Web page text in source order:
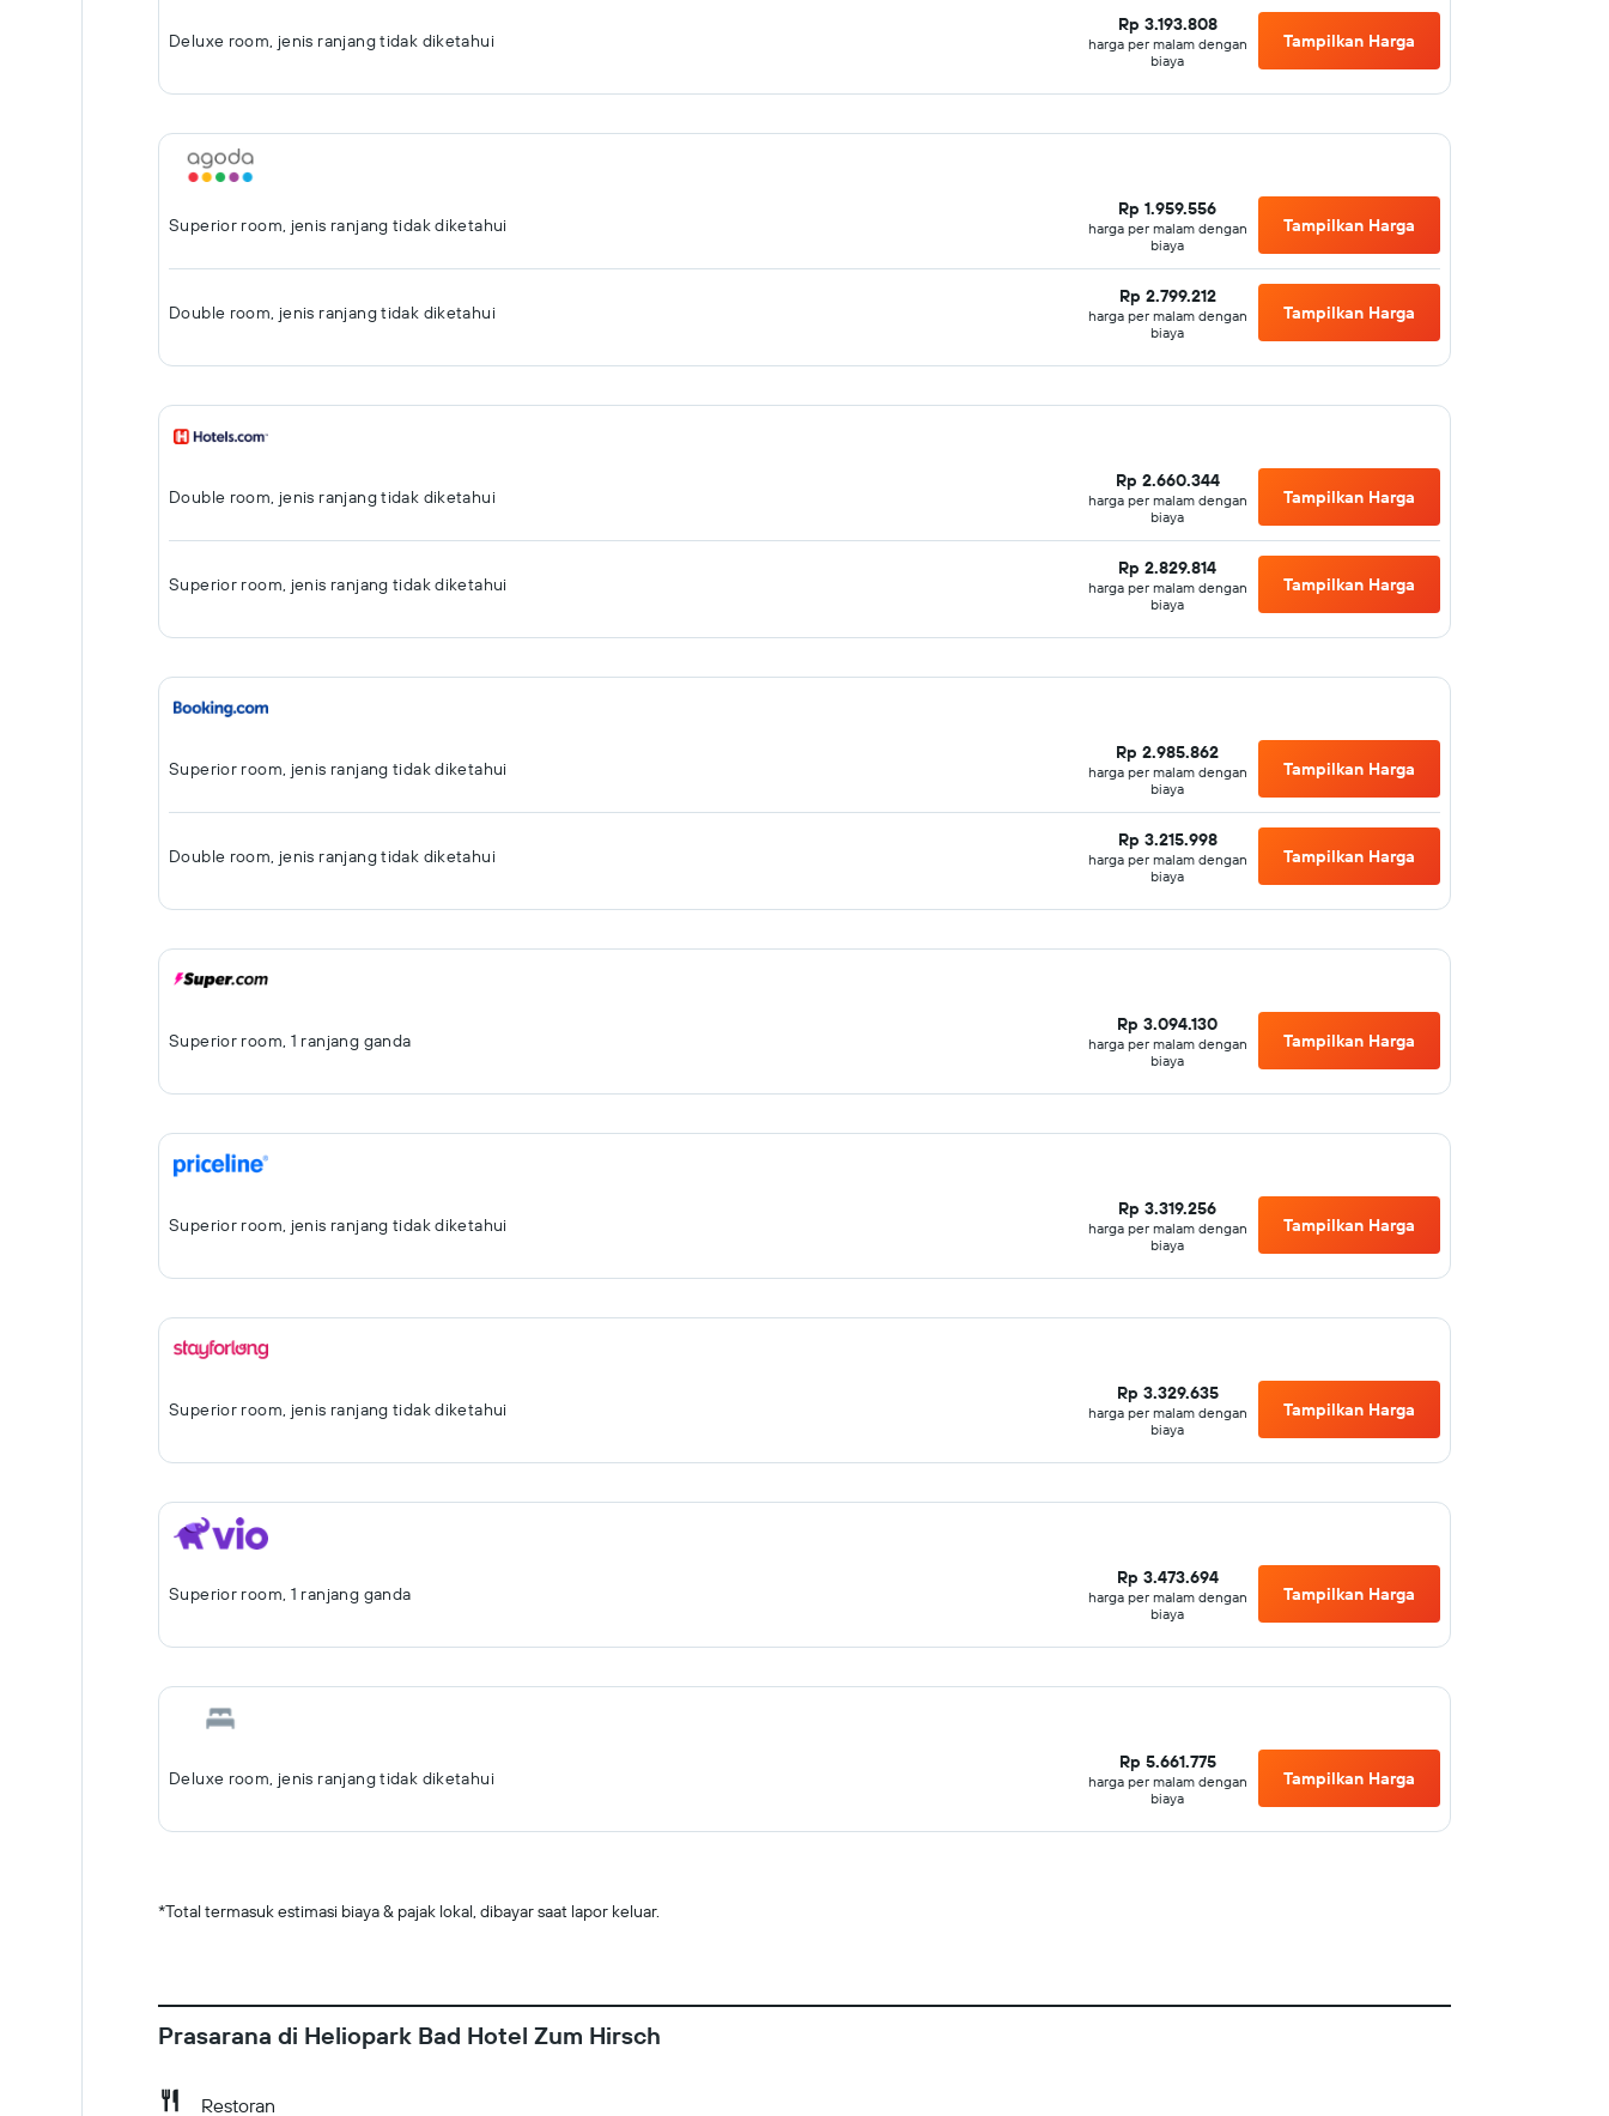
Deluxe room, jenis ranjang tidak diketahui
Rp 3.193.808
harga per malam dengan
biaya
Tampilkan Harga
Superior room, jenis ranjang tidak diketahui
Rp 1.959.556
harga per malam dengan
biaya
Tampilkan Harga
Double room, jenis ranjang tidak diketahui
Rp 2.799.212
harga per malam dengan
biaya
Tampilkan Harga
Double room, jenis ranjang tidak diketahui
Rp 2.660.344
harga per malam dengan
biaya
Tampilkan Harga
Superior room, jenis ranjang tidak diketahui
Rp 2.829.814
harga per malam dengan
biaya
Tampilkan Harga
Superior room, jenis ranjang tidak diketahui
Rp 2.985.862
harga per malam dengan
biaya
Tampilkan Harga
Double room, jenis ranjang tidak diketahui
Rp 3.215.998
harga per malam dengan
biaya
Tampilkan Harga
Superior room, 1 ranjang ganda
Rp 3.094.130
harga per malam dengan
biaya
Tampilkan Harga
Superior room, jenis ranjang tidak diketahui
Rp 3.319.256
harga per malam dengan
biaya
Tampilkan Harga
Superior room, jenis ranjang tidak diketahui
Rp 3.329.635
harga per malam dengan
biaya
Tampilkan Harga
Superior room, 1 ranjang ganda
Rp 3.473.694
harga per malam dengan
biaya
Tampilkan Harga
Deluxe room, jenis ranjang tidak diketahui
Rp 5.661.775
harga per malam dengan
biaya
Tampilkan Harga
*Total termasuk estimasi biaya & pajak lokal, dibayar saat lapor keluar.
Prasarana di Heliopark Bad Hotel Zum Hirsch
Restoran